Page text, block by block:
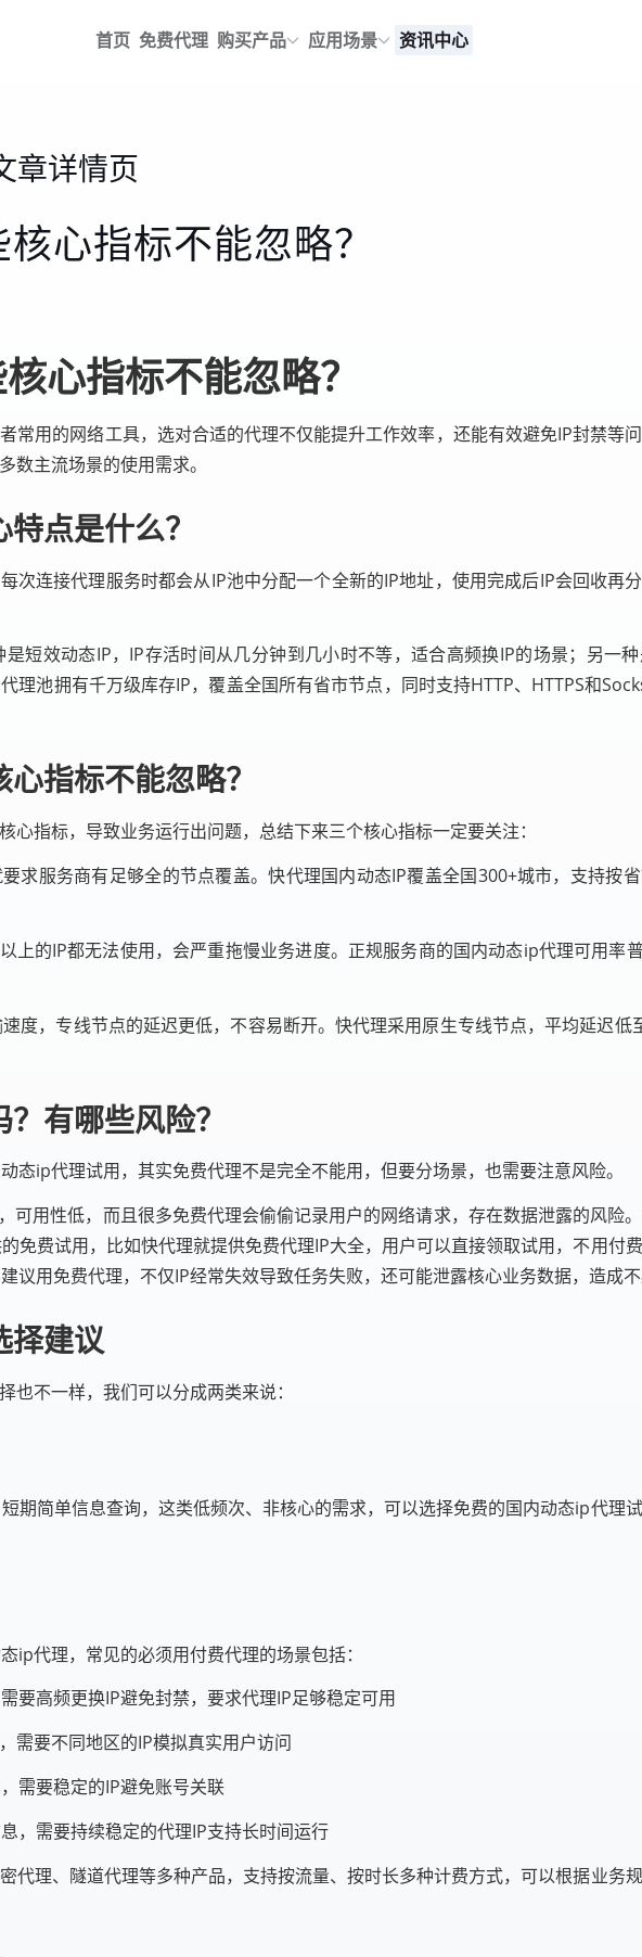
首页 免费代理 购买产品 应用场景 资讯中心
章详情页
心指标不能忽略？
心指标不能忽略？
常用的网络工具，选对合适的代理不仅能提升工作效率，还能有效避免IP封禁等
数主流场景的使用需求。
点是什么？
次连接代理服务时都会从IP池中分配一个全新的IP地址，使用完成后IP会回收再
短效动态IP，IP存活时间从几分钟到几小时不等，适合高频换IP的场景；另一
理池拥有千万级库存IP，覆盖全国所有省市节点，同时支持HTTP、HTTPS和
指标不能忽略？
指标，导致业务运行出问题，总结下来三个核心指标一定要关注：
求服务商有足够全的节点覆盖。快代理国内动态IP覆盖全国300+城市，支持按
上的IP都无法使用，会严重拖慢业务进度。正规服务商的国内动态ip代理可用率
度，专线节点的延迟更低，不容易断开。快代理采用原生专线节点，平均延迟
有哪些风险？
态ip代理试用，其实免费代理不是完全不能用，但要分场景，也需要注意风险。
可用性低，而且很多免费代理会偷偷记录用户的网络请求，存在数据泄露的风险
免费试用，比如快代理就提供免费代理IP大全，用户可以直接领取试用，不用付
议用免费代理，不仅IP经常失效导致任务失败，还可能泄露核心业务数据，造成不
择建议
不一样，我们可以分成两类来说：
期简单信息查询，这类低频次、非核心的需求，可以选择免费的国内动态ip代理
ip代理，常见的必须用付费代理的场景包括：
要高频更换IP避免封禁，要求代理IP足够稳定可用
需要不同地区的IP模拟真实用户访问
需要稳定的IP避免账号关联
，需要持续稳定的代理IP支持长时间运行
代理、隧道代理等多种产品，支持按流量、按时长多种计费方式，可以根据业务